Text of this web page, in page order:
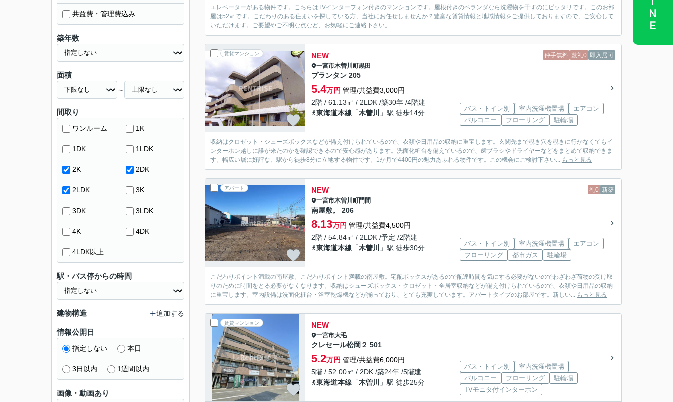
エレベーターがある物件です。こちらはTVインターフォン付きのマンションです。屋根付きのベランダなら洗濯物を干すのにピッタリです。このお部
屋は52㎡です。こだわりのある住まいを探している方、当社にお任せしませんか？豊富な賃貸情報と地域情報をご提供しておりますので、ご安心して
いただけます。ご要望やご不明な点など、お気軽にご連絡下さい。
賃貸マンション 仲手無料 敷礼0 即入居可
NEW
一宮市木曽川町黒田
プランタン 205
5.4万円 管理/共益費3,000円
2階 / 61.13㎡ / 2LDK /築30年 /4階建
東海道本線 「木曽川 」駅 徒歩14分
バス・トイレ別 室内洗濯機置場
エアコン
バルコニー
フローリング 駐輪場
収納はクロゼット・シューズボックスなどが備え付けられているので、衣類や日用品の収納に重宝します。玄関先まで覗き穴を覗きに行かなくてもイ
ンターホン越しに誰が来たのかを確認できるので安心感があります。洗面化粧台を備えているので、歯ブラシやドライヤーなどをまとめて収納できま
す。幅広い層に好評な、駅から徒歩8分に立地する物件です。1か月で4400円の魅力あふれる物件です。この機会にご検討下さい... もっと見る
アパート 礼0 新築
NEW
一宮市木曽川町門間
南屋敷。 206
8.13万円 管理/共益費4,500円
2階 / 54.84㎡ / 2LDK /予定 /2階建
東海道本線 「木曽川 」駅 徒歩30分
バス・トイレ別 室内洗濯機置場
エアコン
フローリング
都市ガス 駐輪場
こだわりポイント満載の南屋敷。こだわりポイント満載の南屋敷。宅配ボックスがあるので配達時間を気にする必要がないのでわざわざ荷物の受け取
りのために時間をとる必要がなくなります。収納はシューズボックス・クロゼット・全居室収納などが備え付けられているので、衣類や日用品の収納
に重宝します。室内設備は洗面化粧台・浴室乾燥機などが揃っており、とても充実しています。アパートタイプのお部屋です。新しい... もっと見る
賃貸マンション NEW
一宮市大毛
クレセール松岡２ 501
5.2万円 管理/共益費6,000円
5階 / 52.00㎡ / 2DK /築24年 /5階建
東海道本線 「木曽川 」駅 徒歩25分
バス・トイレ別
室内洗濯機置場
バルコニー
フローリング
駐輪場
TVモニタ付インターホン
共益費・管理費込み
築年数
面積
～
間取り
ワンルーム 1K
1DK 1LDK
2K 2DK
2LDK 3K
3DK 3LDK
4K 4DK
4LDK以上
駅・バス停からの時間
建物構造 追加する
情報公開日
指定しない 本日
3日以内 1週間以内
画像・動画あり